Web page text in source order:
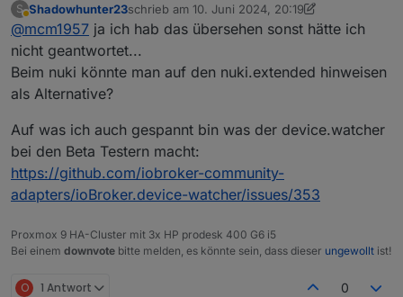
@foxriver76das ging beim Alpha Adapter bei
dir unter, der nuki Adapter läuft nicht mit 6.0.1
uki
Hab ich eben schon gepostet
(https://forum.iobroker.net/topic/75206/beta-test-js-
controller-kiera-v6-0/10
Beim Nuki und beim smart-garden müssen die
Für den nuki kann man ggF den nuki.extended als
Ersatz prüfen.
S
Abwesend
Shadowhunter23schrieb am 10. Juni 2024, 20:19
zuletzt editiert von Shadowhunter23
@mcm1957 ja ich hab das übersehen sonst hätte ich
nicht geantwortet...
Beim nuki könnte man auf den nuki.extended hinweisen
als Alternative?
Auf was ich auch gespannt bin was der device.watcher
bei den Beta Testern macht:
https://github.com/iobroker-community-
adapters/ioBroker.device-watcher/issues/353
Proxmox 9 HA-Cluster mit 3x HP prodesk 400 G6 i5
Bei einem downvote bitte melden, es könnte sein, dass dieser ungewollt ist!
O 1 Antwort 0